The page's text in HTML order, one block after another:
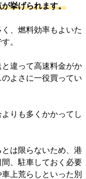
挙げられます。
、燃料効率もよいた
。
違って高速料金がか
よさに一役買ってい
りも多くかかってし
は限らないため、港
、駐車しておく必要
上荒らしといった別